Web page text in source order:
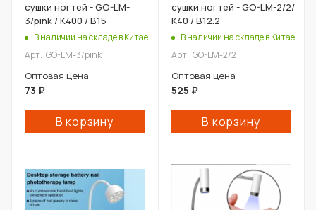
сушки ногтей - GO-LM-
3/pink / К400 / В15
В наличии на складе в Китае
Арт.: GO-LM-3/pink
Оптовая цена
73 ₽
В корзину
сушки ногтей - GO-LM-2/2/
К40 / В12.2
В наличии на складе в Китае
Арт.: GO-LM-2/2
Оптовая цена
525 ₽
В корзину